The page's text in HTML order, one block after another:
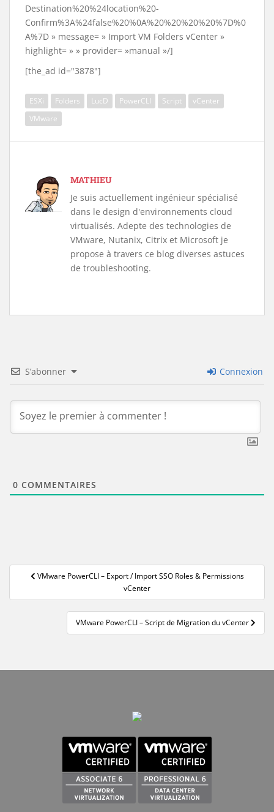
Destination%20%24location%20-
Confirm%3A%24false%20%0A%20%20%20%20%7D%0
A%7D » message= » Import VM Folders vCenter »
highlight= » » provider= »manual »/]
[the_ad id="3878"]
ESXi Folders LucD PowerCLI Script
vCenter
VMware
MATHIEU
Je suis actuellement ingénieur spécialisé
dans le design d'environnements cloud
virtualisés. Adepte des technologies de
VMware, Nutanix, Citrix et Microsoft je
propose à travers ce blog diverses astuces
de troubleshooting.
S’abonner Connexion
0 COMMENTAIRES
Navigation
l’article
VMware PowerCLI – Export / Import SSO Roles & Permissions
vCenter
VMware PowerCLI – Script de Migration du vCenter